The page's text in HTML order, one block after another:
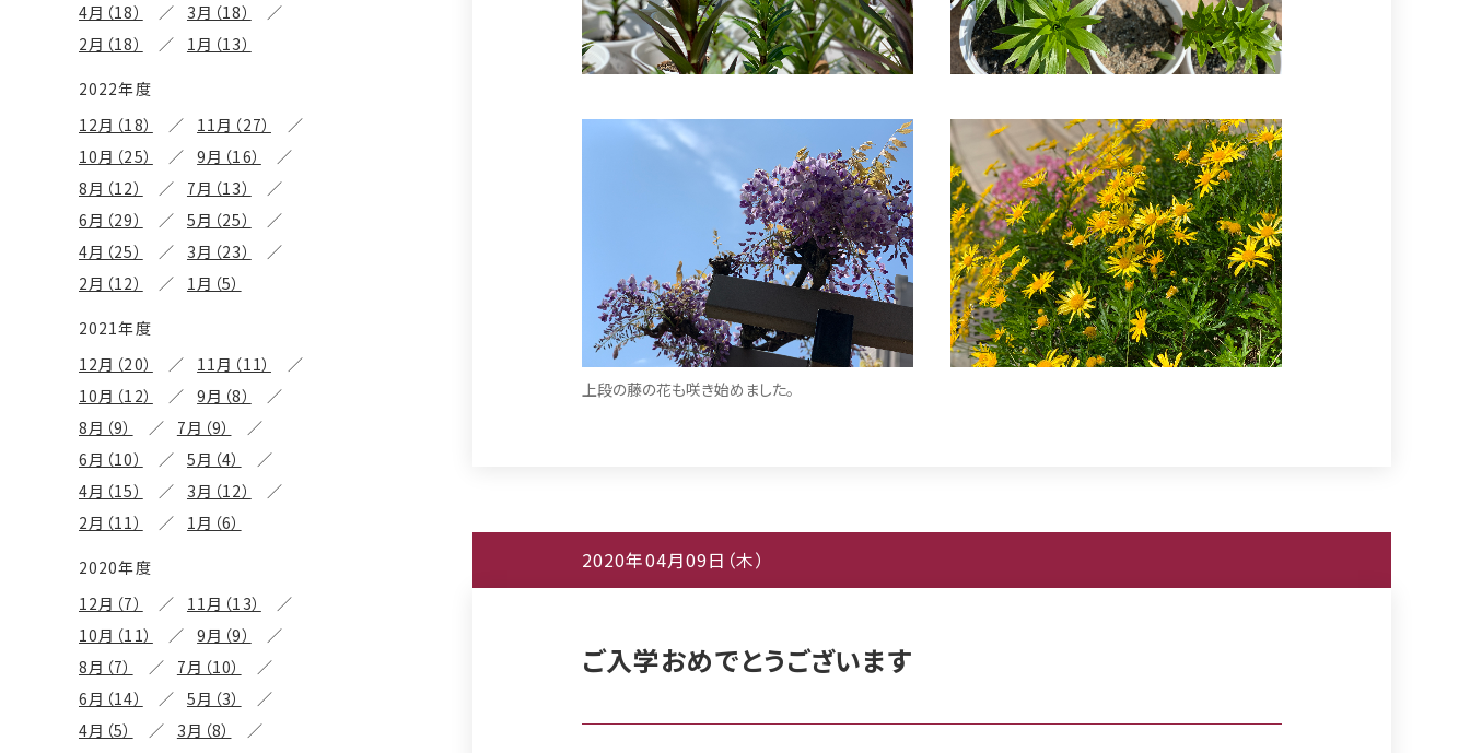
上段の藤の花も咲き始めました。
2020年04月09日（木）
ご入学おめでとうございます
4月（18）
3月（18）
2月（18）
1月（13）
2022年度
12月（18）
11月（27）
10月（25）
9月（16）
8月（12）
7月（13）
6月（29）
5月（25）
4月（25）
3月（23）
2月（12）
1月（5）
2021年度
12月（20）
11月（11）
10月（12）
9月（8）
8月（9）
7月（9）
6月（10）
5月（4）
4月（15）
3月（12）
2月（11）
1月（6）
2020年度
12月（7）
11月（13）
10月（11）
9月（9）
8月（7）
7月（10）
6月（14）
5月（3）
4月（5）
3月（8）